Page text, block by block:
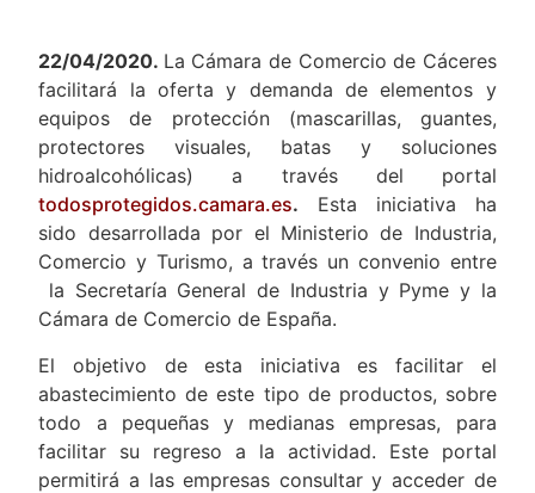
22/04/2020. La Cámara de Comercio de Cáceres
facilitará la oferta y demanda de elementos y
equipos de protección (mascarillas, guantes,
protectores visuales, batas y soluciones
hidroalcohólicas) a través del portal
todosprotegidos.camara.es. Esta iniciativa ha
sido desarrollada por el Ministerio de Industria,
Comercio y Turismo, a través un convenio entre
la Secretaría General de Industria y Pyme y la
Cámara de Comercio de España.
El objetivo de esta iniciativa es facilitar el
abastecimiento de este tipo de productos, sobre
todo a pequeñas y medianas empresas, para
facilitar su regreso a la actividad. Este portal
permitirá a las empresas consultar y acceder de